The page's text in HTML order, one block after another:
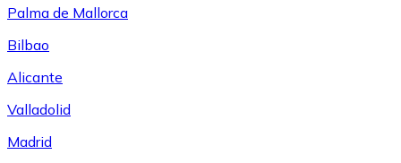
Palma de Mallorca
Bilbao
Alicante
Valladolid
Madrid